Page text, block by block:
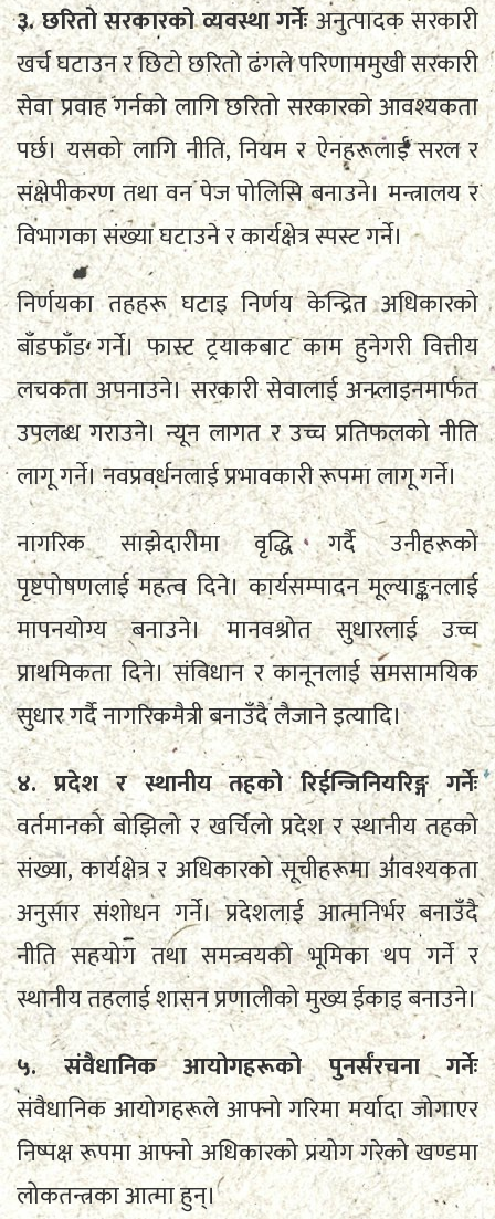
३. छरितो सरकारको व्यवस्था गर्नेःअनुत्पादक सरकारी
खर्च घटाउन र छिटो छरितो ढंगले परिणाममुखी सरकारी
सेवा प्रवाह गर्नको लागि छरितो सरकारको आवश्यकता
पर्छ। यसको लागि नीति, नियम र ऐनहरूलाई सरल र
संक्षेपीकरण तथा वन पेज पोलिसि बनाउने। मन्त्रालय र
विभागका संख्या घटाउने र कार्यक्षेत्र स्पस्ट गर्ने।
निर्णयका तहहरू घटाइ निर्णय केन्द्रित अधिकारको
बाँडफाँड गर्ने। फास्ट ट्रयाकबाट काम हुनेगरी वित्तीय
लचकता अपनाउने। सरकारी सेवालाई अनलाइनमार्फत
उपलब्ध गराउने। न्यून लागत र उच्च प्रतिफलको नीति
लागू गर्ने। नवप्रवर्धनलाई प्रभावकारी रूपमा लागू गर्ने।
नागरिक साझेदारीमा वृद्धि गर्दै उनीहरूको
पृष्टपोषणलाई महत्व दिने। कार्यसम्पादन मूल्याङ्कनलाई
मापनयोग्य बनाउने। मानवश्रोत सुधारलाई उच्च
प्राथमिकता दिने। संविधान र कानूनलाई समसामयिक
सुधार गर्दै नागरिकमैत्री बनाउँदै लैजाने इत्यादि।
४. प्रदेश र स्थानीय तहको रिईन्जिनियरिङ्ग गर्नेः
वर्तमानको बोझिलो र खर्चिलो प्रदेश र स्थानीय तहको
संख्या, कार्यक्षेत्र र अधिकारको सूचीहरूमा आवश्यकता
अनुसार संशोधन गर्ने। प्रदेशलाई आत्मनिर्भर बनाउँदै
नीति सहयोग तथा समन्वयको भूमिका थप गर्ने र
स्थानीय तहलाई शासन प्रणालीको मुख्य ईकाइ बनाउने।
५. संवैधानिक आयोगहरूको पुनर्संरचना गर्नेः
संवैधानिक आयोगहरूले आफ्नो गरिमा मर्यादा जोगाएर
निष्पक्ष रूपमा आफ्नो अधिकारको प्रयोग गरेको खण्डमा
लोकतन्त्रका आत्मा हुन्।